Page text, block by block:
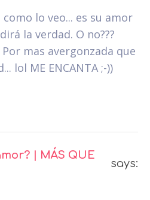
lo veo... es su amor
la verdad. O no???
mas avergonzada que
lol ME ENCANTA ;-))
| MÁS QUE
says: